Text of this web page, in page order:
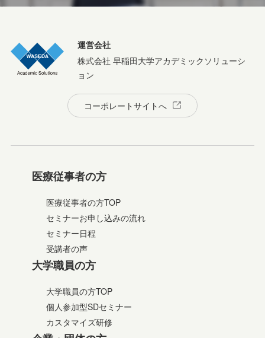
運営会社
株式会社 早稲田大学アカデミックソリューシ
ョン
コーポレートサイトへ
医療従事者の方
医療従事者の方TOP
セミナーお申し込みの流れ
セミナー日程
受講者の声
大学職員の方
大学職員の方TOP
個人参加型SDセミナー
カスタマイズ研修